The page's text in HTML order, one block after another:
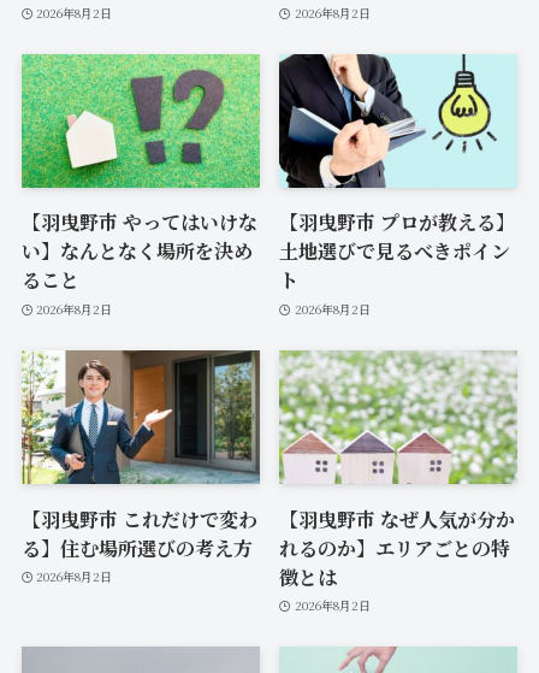
2026年8月2日 2026年8月2日
【羽曳野市 やってはいけな
い】なんとなく場所を決め
ること
2026年8月2日
【羽曳野市 プロが教える】
土地選びで見るべきポイン
ト
2026年8月2日
【羽曳野市 これだけで変わ
る】住む場所選びの考え方
2026年8月2日
【羽曳野市 なぜ人気が分か
れるのか】エリアごとの特
徴とは
2026年8月2日